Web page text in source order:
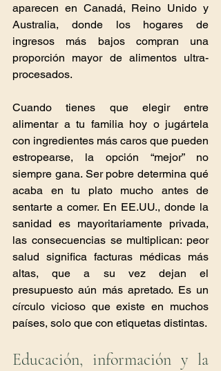
aparecen en Canadá, Reino Unido y
Australia, donde los hogares de
ingresos más bajos compran una
proporción mayor de alimentos ultra-
procesados.
Cuando tienes que elegir entre
alimentar a tu familia hoy o jugártela
con ingredientes más caros que pueden
estropearse, la opción “mejor” no
siempre gana. Ser pobre determina qué
acaba en tu plato mucho antes de
sentarte a comer. En EE.UU., donde la
sanidad es mayoritariamente privada,
las consecuencias se multiplican: peor
salud significa facturas médicas más
altas, que a su vez dejan el
presupuesto aún más apretado. Es un
círculo vicioso que existe en muchos
países, solo que con etiquetas distintas.
Educación, información y la